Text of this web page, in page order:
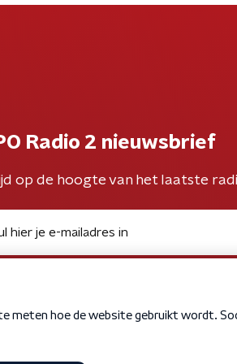
Radio 2 nieuwsbrief
op de hoogte van het laatste